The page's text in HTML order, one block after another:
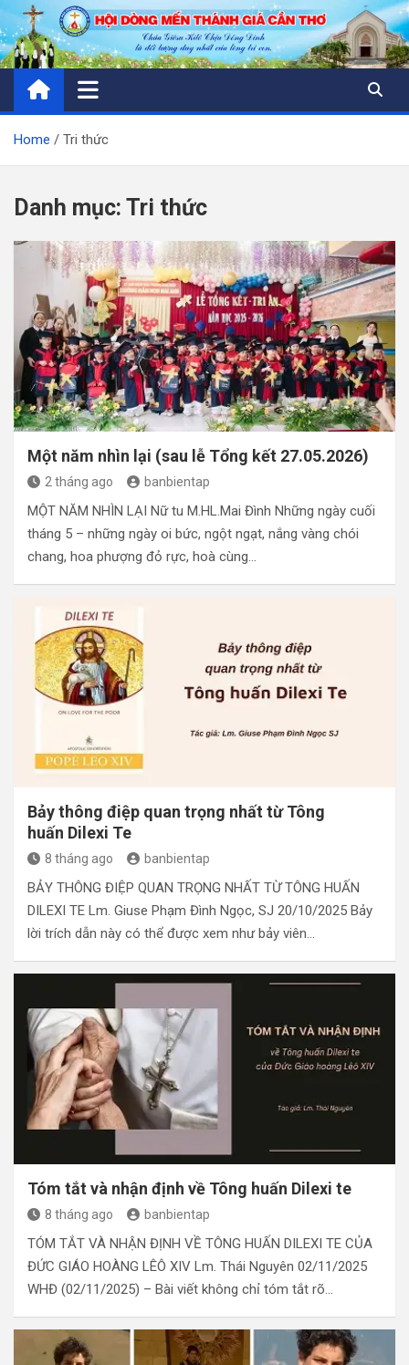
Skip
to
content
Home Tri thức
Danh mục: Tri thức
Một năm nhìn lại (sau lễ Tổng kết 27.05.2026)
2 tháng ago banbientap
MỘT NĂM NHÌN LẠI Nữ tu M.HL.Mai Đình Những ngày cuối
tháng 5 – những ngày oi bức, ngột ngạt, nắng vàng chói
chang, hoa phượng đỏ rực, hoà cùng…
Bảy thông điệp quan trọng nhất từ Tông
huấn Dilexi Te
8 tháng ago banbientap
BẢY THÔNG ĐIỆP QUAN TRỌNG NHẤT TỪ TÔNG HUẤN
DILEXI TE Lm. Giuse Phạm Đình Ngọc, SJ 20/10/2025 Bảy
lời trích dẫn này có thể được xem như bảy viên…
Tóm tắt và nhận định về Tông huấn Dilexi te
8 tháng ago banbientap
TÓM TẮT VÀ NHẬN ĐỊNH VỀ TÔNG HUẤN DILEXI TE CỦA
ĐỨC GIÁO HOÀNG LÊÔ XIV Lm. Thái Nguyên 02/11/2025
WHĐ (02/11/2025) – Bài viết không chỉ tóm tắt rõ…